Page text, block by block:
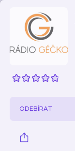
ODEBÍRAT